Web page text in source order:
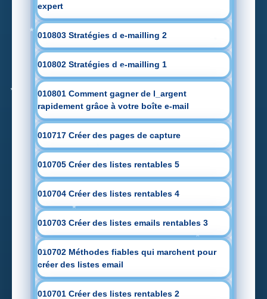
expert
010803 Stratégies d e-mailling 2
010802 Stratégies d e-mailling 1
010801 Comment gagner de l_argent
rapidement grâce à votre boîte e-mail
010717 Créer des pages de capture
010705 Créer des listes rentables 5
010704 Créer des listes rentables 4
010703 Créer des listes emails rentables 3
010702 Méthodes fiables qui marchent pour
créer des listes email
010701 Créer des listes rentables 2